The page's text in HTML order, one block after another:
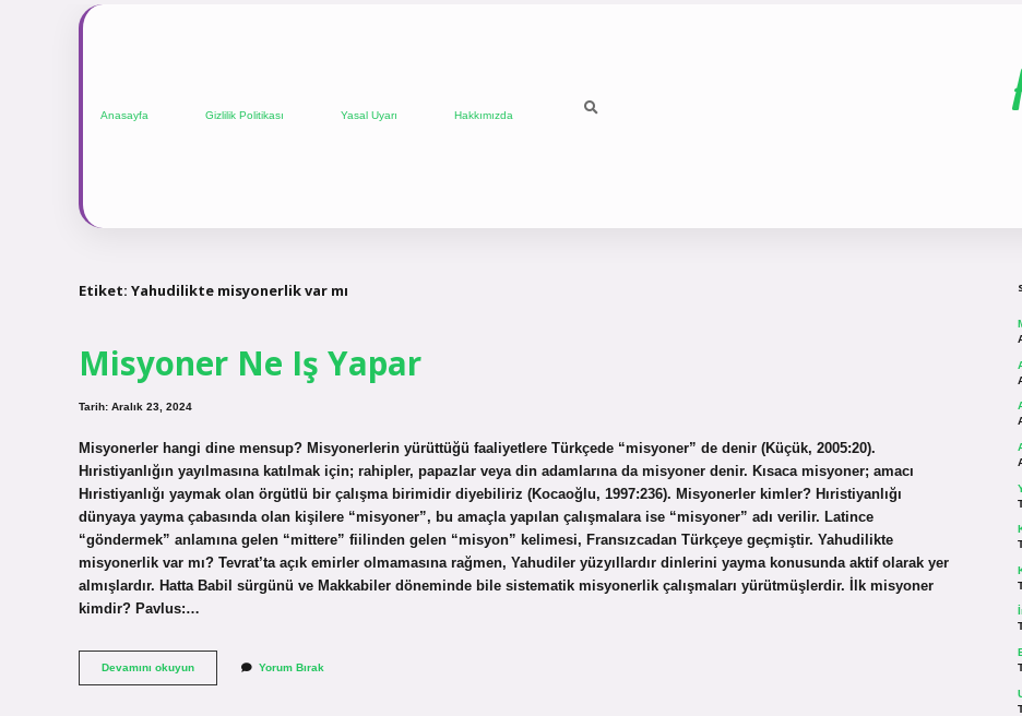
Anasayfa Gizlilik Politikası Yasal Uyarı Hakkımızda
Etiket: Yahudilikte misyonerlik var mı
Misyoner Ne Iş Yapar
Tarih: Aralık 23, 2024
Misyonerler hangi dine mensup? Misyonerlerin yürüttüğü faaliyetlere Türkçede “misyoner” de denir (Küçük, 2005:20).
Hıristiyanlığın yayılmasına katılmak için; rahipler, papazlar veya din adamlarına da misyoner denir. Kısaca misyoner; amacı
Hıristiyanlığı yaymak olan örgütlü bir çalışma birimidir diyebiliriz (Kocaoğlu, 1997:236). Misyonerler kimler? Hıristiyanlığı
dünyaya yayma çabasında olan kişilere “misyoner”, bu amaçla yapılan çalışmalara ise “misyoner” adı verilir. Latince
“göndermek” anlamına gelen “mittere” fiilinden gelen “misyon” kelimesi, Fransızcadan Türkçeye geçmiştir. Yahudilikte
misyonerlik var mı? Tevrat’ta açık emirler olmamasına rağmen, Yahudiler yüzyıllardır dinlerini yayma konusunda aktif olarak yer
almışlardır. Hatta Babil sürgünü ve Makkabiler döneminde bile sistematik misyonerlik çalışmaları yürütmüşlerdir. İlk misyoner
kimdir? Pavlus:…
Devamını okuyunMisyoner
Ne
Yorum Bırak